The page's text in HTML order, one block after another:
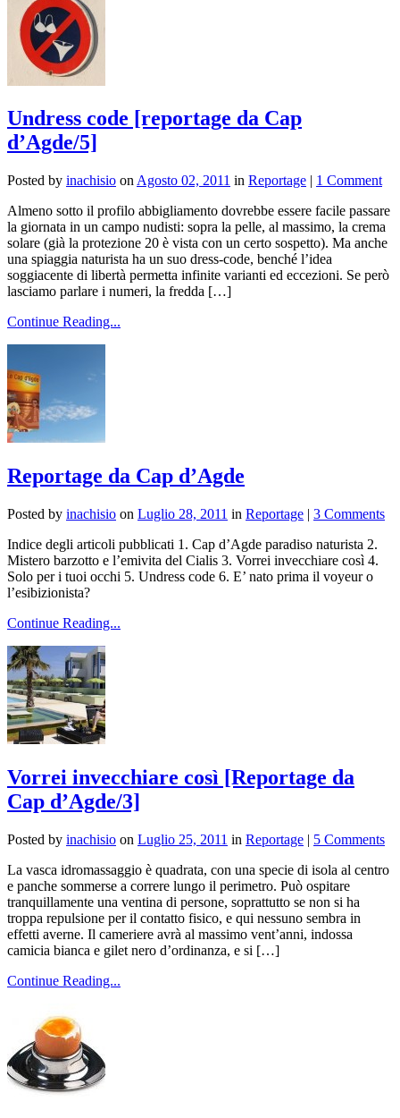
Undress code [reportage da Cap
d’Agde/5]
Posted by inachisio on Agosto 02, 2011 in Reportage | 1 Comment
Almeno sotto il profilo abbigliamento dovrebbe essere facile passare
la giornata in un campo nudisti: sopra la pelle, al massimo, la crema
solare (già la protezione 20 è vista con un certo sospetto). Ma anche
una spiaggia naturista ha un suo dress-code, benché l’idea
soggiacente di libertà permetta infinite varianti ed eccezioni. Se però
lasciamo parlare i numeri, la fredda […]
Continue Reading...
Reportage da Cap d’Agde
Posted by inachisio on Luglio 28, 2011 in Reportage | 3 Comments
Indice degli articoli pubblicati 1. Cap d’Agde paradiso naturista 2.
Mistero barzotto e l’emivita del Cialis 3. Vorrei invecchiare così 4.
Solo per i tuoi occhi 5. Undress code 6. E’ nato prima il voyeur o
l’esibizionista?
Continue Reading...
Vorrei invecchiare così [Reportage da
Cap d’Agde/3]
Posted by inachisio on Luglio 25, 2011 in Reportage | 5 Comments
La vasca idromassaggio è quadrata, con una specie di isola al centro
e panche sommerse a correre lungo il perimetro. Può ospitare
tranquillamente una ventina di persone, soprattutto se non si ha
troppa repulsione per il contatto fisico, e qui nessuno sembra in
effetti averne. Il cameriere avrà al massimo vent’anni, indossa
camicia bianca e gilet nero d’ordinanza, e si […]
Continue Reading...